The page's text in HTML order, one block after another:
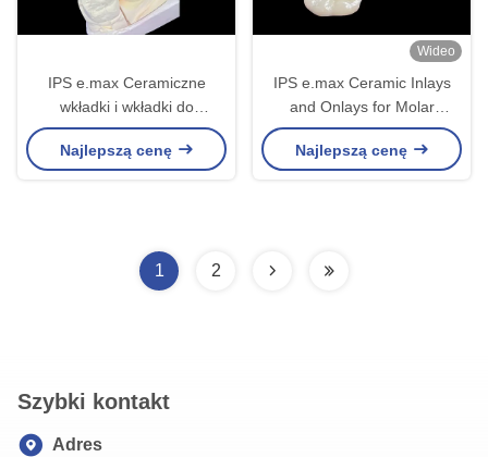
IPS e.max Ceramiczne
wkładki i wkładki do
odbudowy kły z trwałym
efektem estetycznym i
Najlepszą cenę
Wideo
IPS e.max Ceramic Inlays
and Onlays for Molar
Restoration Naturalna
estetyka i wyższa trwałość
Najlepszą cenę
1 2
Szybki kontakt
Adres